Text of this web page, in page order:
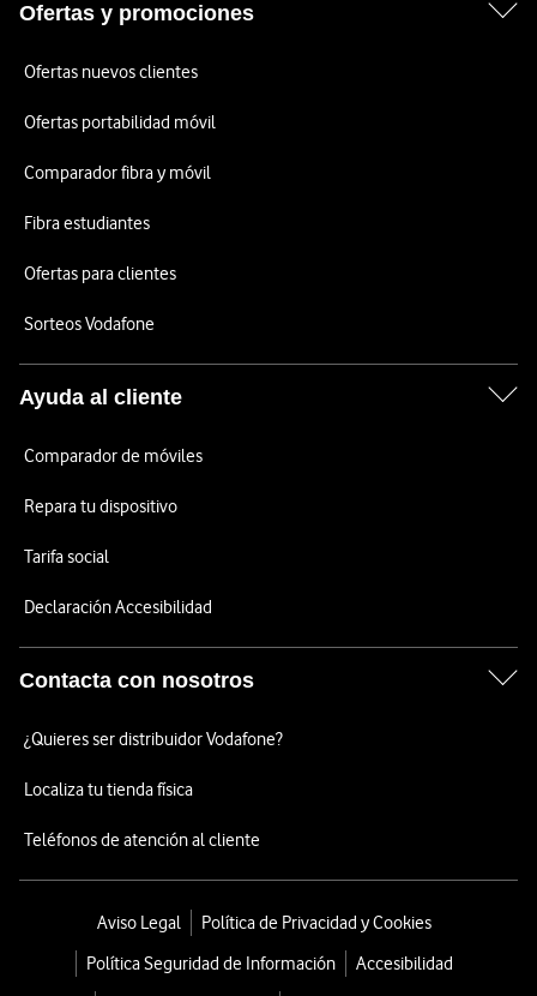
Ofertas y promociones
Ofertas nuevos clientes
Ofertas portabilidad móvil
Comparador fibra y móvil
Fibra estudiantes
Ofertas para clientes
Sorteos Vodafone
Ayuda al cliente
Comparador de móviles
Repara tu dispositivo
Tarifa social
Declaración Accesibilidad
Contacta con nosotros
¿Quieres ser distribuidor Vodafone?
Localiza tu tienda física
Teléfonos de atención al cliente
Aviso Legal
Política de Privacidad y Cookies
Política Seguridad de Información
Accesibilidad